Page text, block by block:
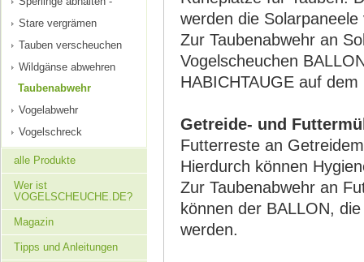
Stare vergrämen
Tauben verscheuchen
Wildgänse abwehren
Taubenabwehr
Vogelabwehr
Vogelschreck
alle Produkte
Wer ist
VOGELSCHEUCHE.DE?
Magazin
Tipps und Anleitungen
werden die
Zur Taubenabwehr an
Vogelscheuchen
HABICHTAUGE auf
Getreide- und
Futterreste an
Hierdurch können
Zur Taubenabwehr an
können der BALLON,
werden.